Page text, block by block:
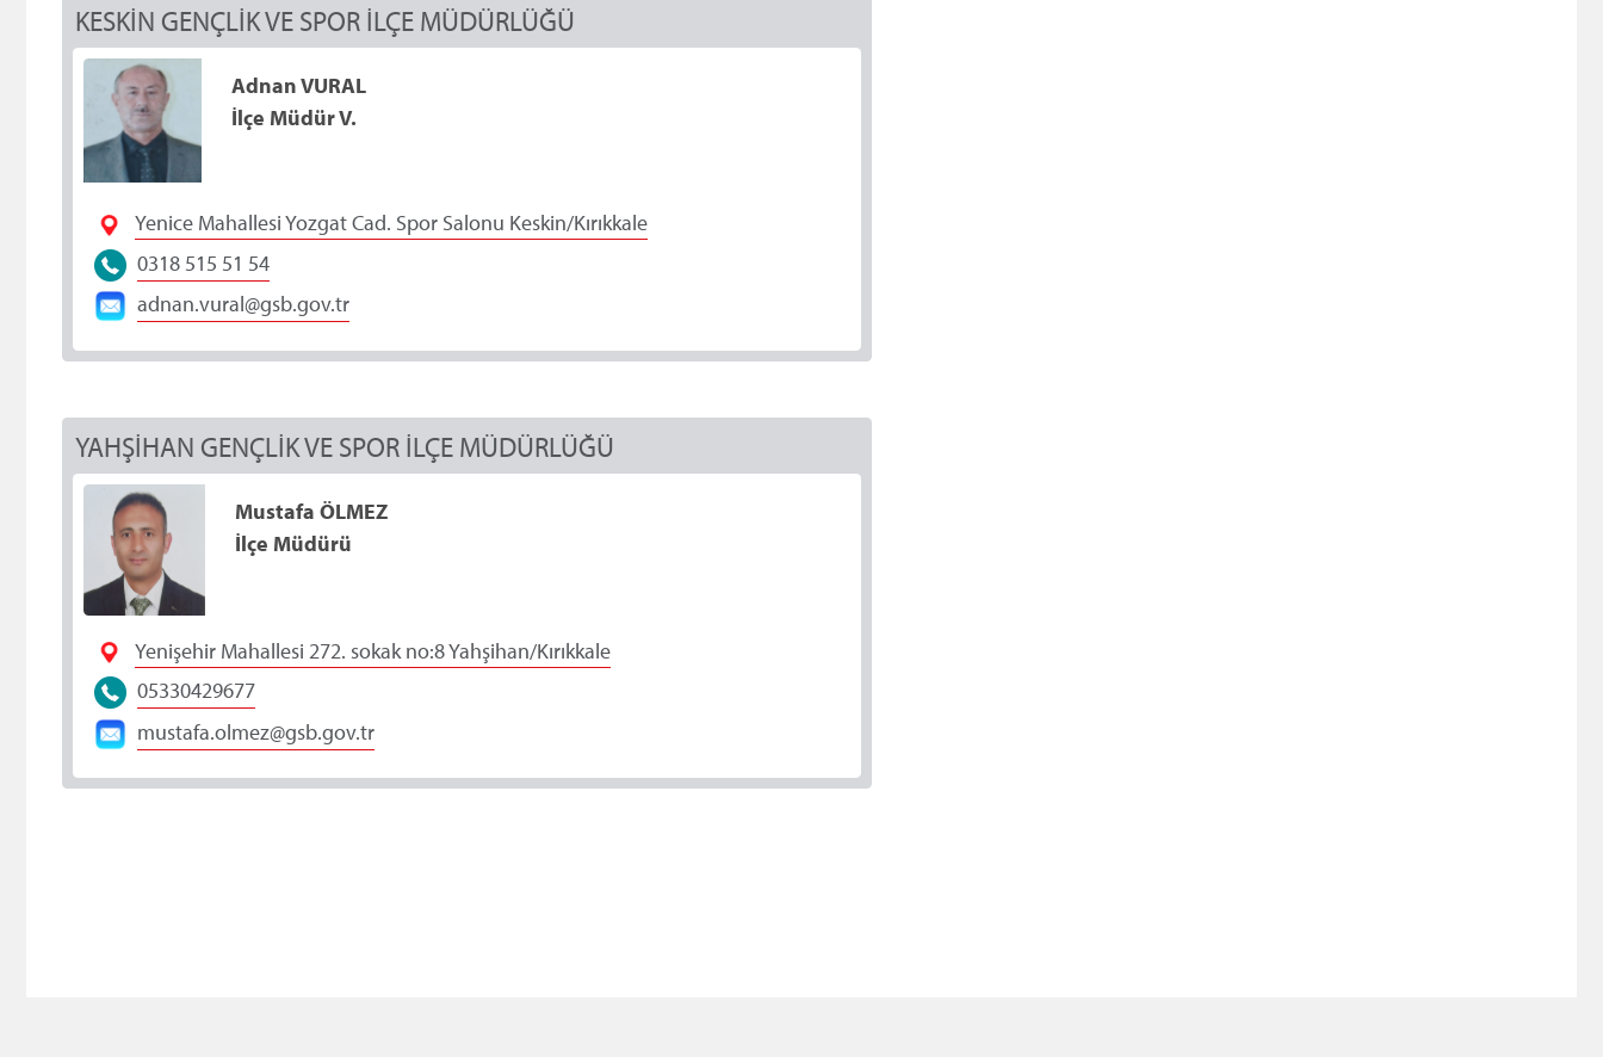
KESKİN GENÇLİK VE SPOR İLÇE MÜDÜRLÜĞÜ
Adnan VURAL
İlçe Müdür V.
Yenice Mahallesi Yozgat Cad. Spor Salonu Keskin/Kırıkkale
0318 515 51 54
adnan.vural@gsb.gov.tr
YAHŞİHAN GENÇLİK VE SPOR İLÇE MÜDÜRLÜĞÜ
Mustafa ÖLMEZ
İlçe Müdürü
Yenişehir Mahallesi 272. sokak no:8 Yahşihan/Kırıkkale
05330429677
mustafa.olmez@gsb.gov.tr